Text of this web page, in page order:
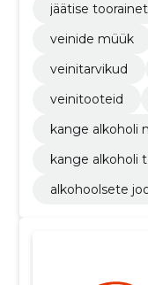
jäätise
veinide müük
veinitarvikud
veinitooteid
kange alkoholi
kange alkoholi
alkohoolsete